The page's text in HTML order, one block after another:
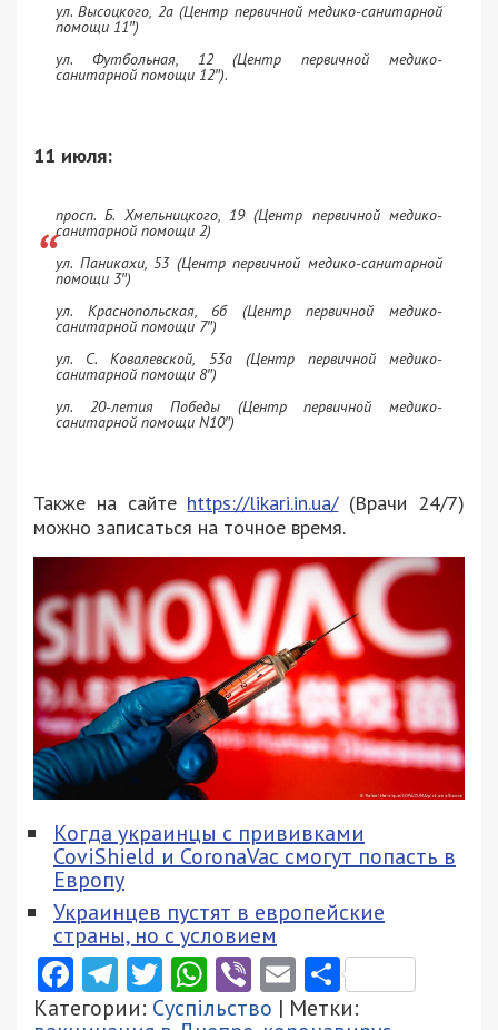
ул. Высоцкого, 2а (Центр первичной медико-санитарной
помощи 11″)
ул. Футбольная, 12 (Центр первичной медико-
санитарной помощи 12″).
11 июля:
просп. Б. Хмельницкого, 19 (Центр первичной медико-
санитарной помощи 2)
ул. Паникахи, 53 (Центр первичной медико-санитарной
помощи 3″)
ул. Краснопольская, 6б (Центр первичной медико-
санитарной помощи 7″)
ул. С. Ковалевской, 53а (Центр первичной медико-
санитарной помощи 8″)
ул. 20-летия Победы (Центр первичной медико-
санитарной помощи N10″)
Также на сайте https://likari.in.ua/(Врачи 24/7)
можно записаться на точное время.
Когда украинцы с прививками
CoviShield и CoronaVac смогут попасть в
Европу
Украинцев пустят в европейские
страны, но с условием
Facebook
Telegram
Twitter
WhatsApp
ViberEmail
Категории: Суспільство | Метки: